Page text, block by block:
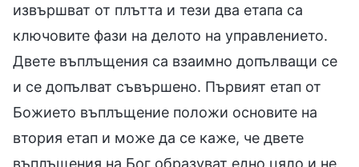
извършват от плътта и тези два етапа са
ключовите фази на делото на управлението.
Двете въплъщения са взаимно допълващи се
и се допълват съвършено. Първият етап от
Божието въплъщение положи основите на
втория етап и може да се каже, че двете
въплъщения на Бог образуват едно цяло и не